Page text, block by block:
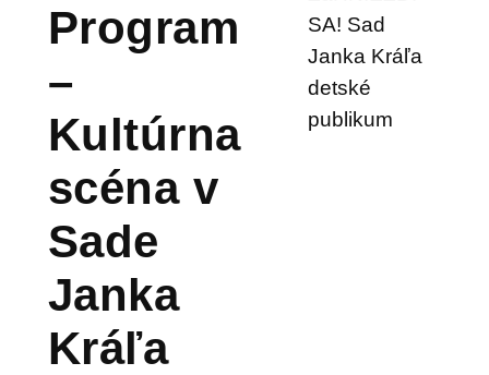
Program
–
Kultúrna
scéna v
Sade
Janka
Kráľa